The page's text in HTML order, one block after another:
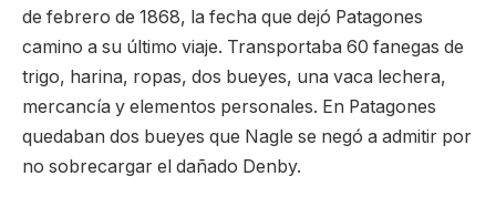
de febrero de 1868, la fecha que dejó Patagones
camino a su último viaje. Transportaba 60 fanegas de
trigo, harina, ropas, dos bueyes, una vaca lechera,
mercancía y elementos personales. En Patagones
quedaban dos bueyes que Nagle se negó a admitir por
no sobrecargar el dañado Denby.